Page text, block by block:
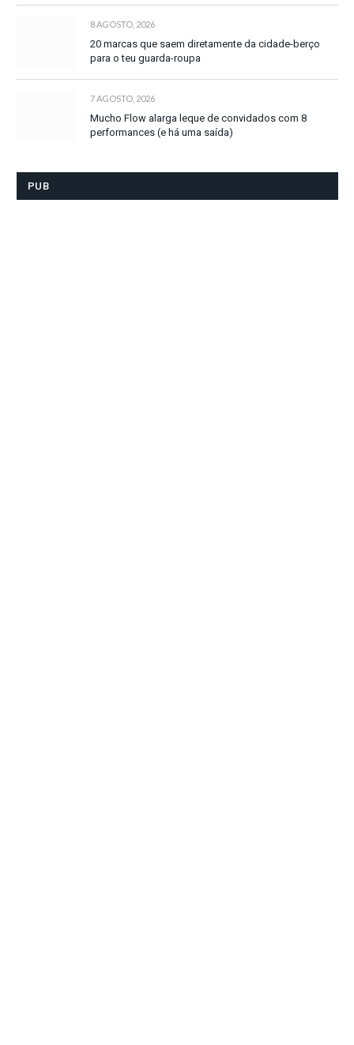
8 AGOSTO, 2026
20 marcas que saem diretamente da cidade-berço
para o teu guarda-roupa
7 AGOSTO, 2026
Mucho Flow alarga leque de convidados com 8
performances (e há uma saída)
PUB